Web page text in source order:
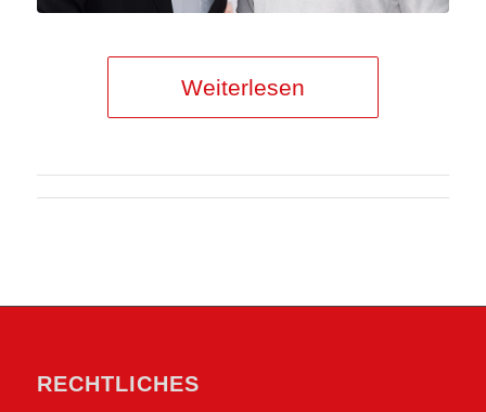
Weiterlesen
RECHTLICHES